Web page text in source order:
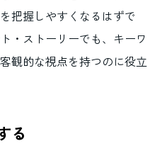
把握しやすくなるはずで
・ストーリーでも、キーワ
観的な視点を持つのに役立
る